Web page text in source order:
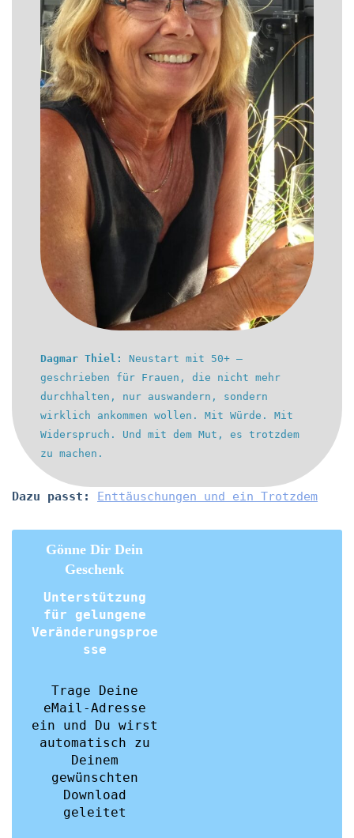
Dagmar Thiel:
Neustart mit 50+ –
geschrieben für Frauen, die nicht mehr
durchhalten, nur auswandern, sondern
wirklich ankommen wollen. Mit Würde. Mit
Widerspruch. Und mit dem Mut, es trotzdem
zu machen.
Dazu passt: Enttäuschungen und ein Trotzdem
Gönne Dir Dein
Geschenk
Unterstützung
für gelungene
Veränderungsproe
sse
Trage Deine
eMail-Adresse
ein und Du wirst
automatisch zu
Deinem
gewünschten
Download
geleitet